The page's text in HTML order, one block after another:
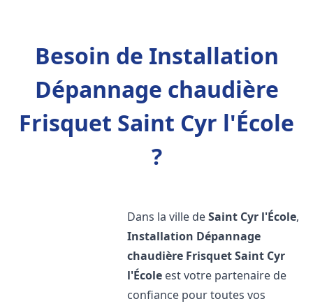
Besoin de Installation
Dépannage chaudière
Frisquet Saint Cyr l'École
?
Dans la ville deSaint Cyr l'École,
Installation Dépannage
chaudière FrisquetSaint Cyr
l'École est votre partenaire de
confiance pour toutes vos